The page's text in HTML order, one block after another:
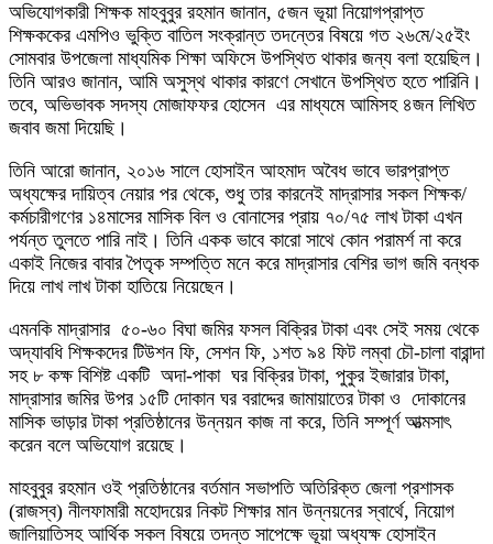
অভিযোগকারী শিক্ষক মাহবুবুর রহমান জানান, ৫জন ভূয়া নিয়োগপ্রাপ্ত
শিক্ষককের এমপিও ভুক্তি বাতিল সংক্রান্ত তদন্তের বিষয়ে গত ২৬মে/২৫ইং
সোমবার উপজেলা মাধ্যমিক শিক্ষা অফিসে উপস্থিত থাকার জন্য বলা হয়েছিল।
তিনি আরও জানান, আমি অসুস্থ থাকার কারণে সেখানে উপস্থিত হতে পারিনি।
তবে, অভিভাবক সদস্য মোজাফফর হোসেন এর মাধ্যমে আমিসহ ৪জন লিখিত
জবাব জমা দিয়েছি।
তিনি আরো জানান, ২০১৬ সালে হোসাইন আহমাদ অবৈধ ভাবে ভারপ্রাপ্ত
অধ্যক্ষের দায়িত্ব নেয়ার পর থেকে, শুধু তার কারনেই মাদ্রাসার সকল শিক্ষক/
কর্মচারীগণের ১৪মাসের মাসিক বিল ও বোনাসের প্রায় ৭০/৭৫ লাখ টাকা এখন
পর্যন্ত তুলতে পারি নাই। তিনি একক ভাবে কারো সাথে কোন পরামর্শ না করে
একাই নিজের বাবার পৈতৃক সম্পত্তি মনে করে মাদ্রাসার বেশির ভাগ জমি বন্ধক
দিয়ে লাখ লাখ টাকা হাতিয়ে নিয়েছেন।
এমনকি মাদ্রাসার ৫০-৬০ বিঘা জমির ফসল বিক্রির টাকা এবং সেই সময় থেকে
অদ্যাবধি শিক্ষকদের টিউশন ফি, সেশন ফি, ১শত ৯৪ ফিট লম্বা চৌ-চালা বারান্দা
সহ ৮ কক্ষ বিশিষ্ট একটি অদা-পাকা ঘর বিক্রির টাকা, পুকুর ইজারার টাকা,
মাদ্রাসার জমির উপর ১৫টি দোকান ঘর বরাদ্দের জামায়াতের টাকা ও দোকানের
মাসিক ভাড়ার টাকা প্রতিষ্ঠানের উন্নয়ন কাজ না করে, তিনি সম্পূর্ণ আত্মসাৎ
করেন বলে অভিযোগ রয়েছে।
মাহবুবুর রহমান ওই প্রতিষ্ঠানের বর্তমান সভাপতি অতিরিক্ত জেলা প্রশাসক
(রাজস্ব) নীলফামারী মহোদয়ের নিকট শিক্ষার মান উন্নয়নের স্বার্থে, নিয়োগ
জালিয়াতিসহ আর্থিক সকল বিষয়ে তদন্ত সাপেক্ষে ভূয়া অধ্যক্ষ হোসাইন